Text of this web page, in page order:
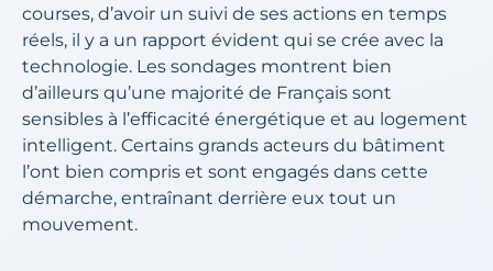
courses, d’avoir un suivi de ses actions en temps
réels, il y a un rapport évident qui se crée avec la
technologie. Les sondages montrent bien
d’ailleurs qu’une majorité de Français sont
sensibles à l’efficacité énergétique et au logement
intelligent. Certains grands acteurs du bâtiment
l’ont bien compris et sont engagés dans cette
démarche, entraînant derrière eux tout un
mouvement.